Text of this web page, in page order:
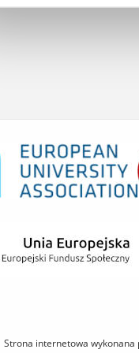
Strona internetowa wykonana